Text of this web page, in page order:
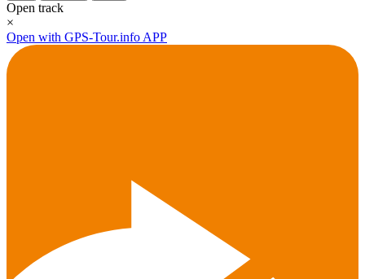
Open track
×
Open with GPS-Tour.info APP